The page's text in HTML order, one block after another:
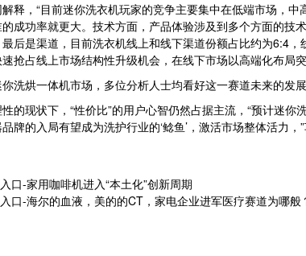
，“目前迷你洗衣机玩家的竞争主要集中在低端市场，
成功率就更大。技术方面，产品体验涉及到多个方面的
后是渠道，目前洗衣机线上和线下渠道份额占比约为6:4
抢占线上市场结构性升级机会，在线下市场以高端化布
烘一体机市场，多位分析人士均看好这一赛道未来的发
现状下，“性价比”的用户心智仍然占据主流，“预计迷你
牌的入局有望成为洗护行业的‘鲶鱼’，激活市场整体活力，”
口-家用咖啡机进入“本土化”创新周期
口-海尔的血液，美的的CT，家电企业进军医疗赛道为哪般